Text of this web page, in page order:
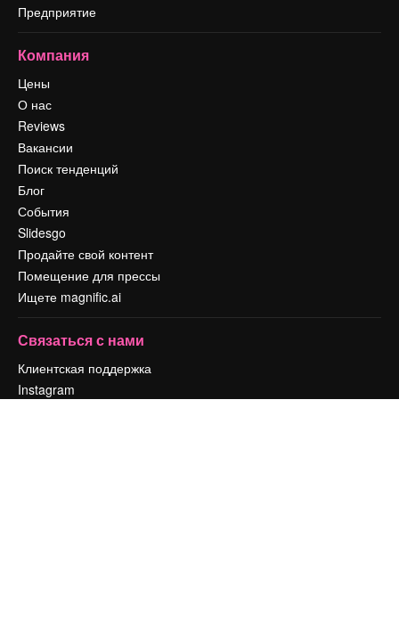
Предприятие
Компания
Цены
О нас
Reviews
Вакансии
Поиск тенденций
Блог
События
Slidesgo
Продайте свой контент
Помещение для прессы
Ищете magnific.ai
Связаться с нами
Клиентская поддержка
Instagram